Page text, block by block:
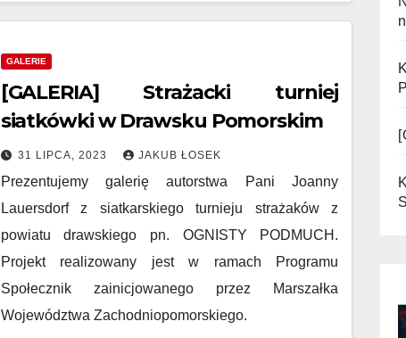
GALERIE
[GALERIA] Strażacki turniej
siatkówki w Drawsku Pomorskim
31 LIPCA, 2023 JAKUB ŁOSEK
Prezentujemy galerię autorstwa Pani Joanny
Lauersdorf z siatkarskiego turnieju strażaków z
powiatu drawskiego pn. OGNISTY PODMUCH.
Projekt realizowany jest w ramach Programu
Społecznik zainicjowanego przez Marszałka
Województwa Zachodniopomorskiego.